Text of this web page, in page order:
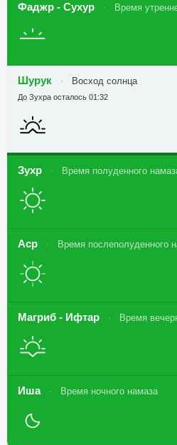
Фаджр - Сухур Время
Шурук Восход солнца
До Зухра осталось 01:32
Зухр Время полуденного
Аср Время послеполуденного
Магриб - Ифтар Время
Иша Время ночного намаза